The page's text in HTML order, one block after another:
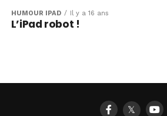
HUMOUR IPAD Il y a 16 ans
L’iPad robot !
𝕏